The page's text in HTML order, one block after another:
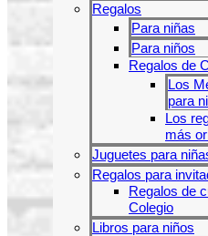
Regalos
Para niñas
Para niños
Regalos de
Los
para
Los
más
Juguetes para
Regalos para
Regalos de
Colegio
Libros para niños